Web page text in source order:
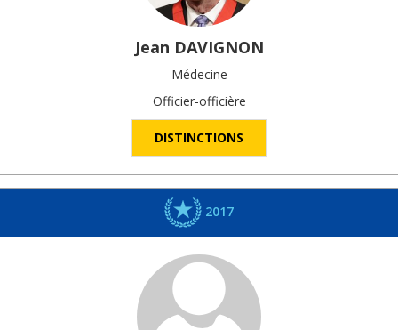
Jean DAVIGNON
Médecine
Officier-officière
DISTINCTIONS
2017